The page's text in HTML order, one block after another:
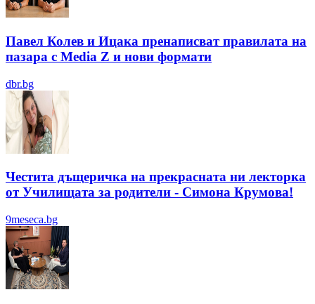
Павел Колев и Ицака пренаписват правилата на
пазара с Media Z и нови формати
dbr.bg
Честита дъщеричка на прекрасната ни лекторка
от Училищата за родители - Симона Крумова!
9meseca.bg